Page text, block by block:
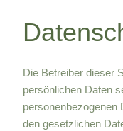
Die Betreiber dieser
persönlichen Daten
personenbezogenen
den gesetzlichen